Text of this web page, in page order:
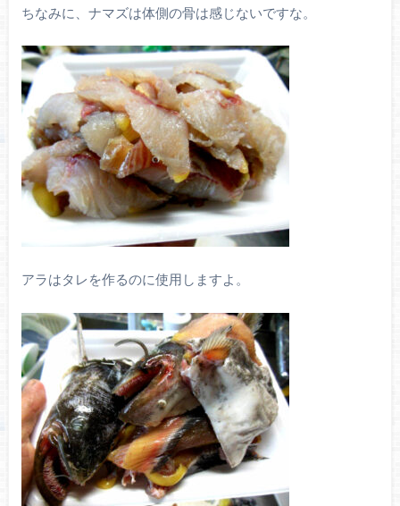
ちなみに、ナマズは体側の骨は感じないですな。
アラはタレを作るのに使用しますよ。